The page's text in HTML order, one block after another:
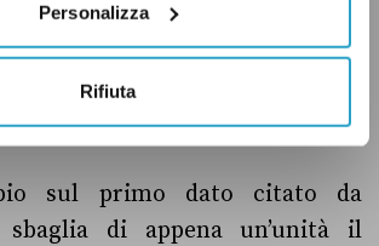
Personalizza
Rifiuta
sul primo dato citato da
di appena un’unità il